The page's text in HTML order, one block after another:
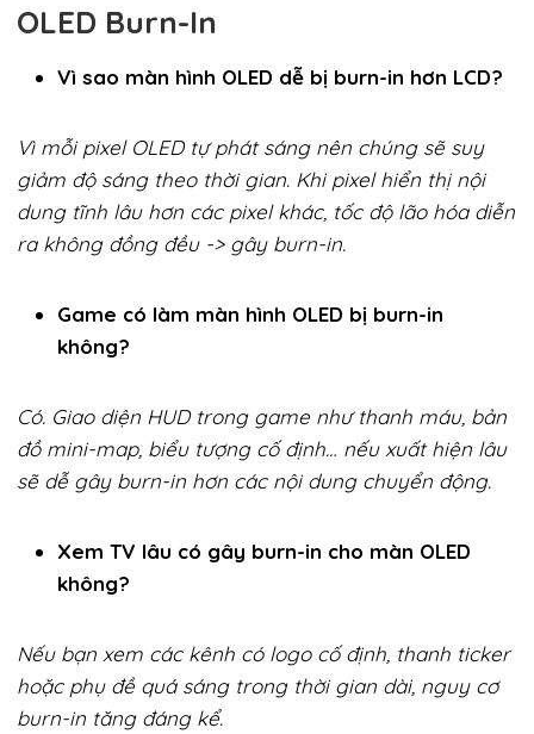
OLED Burn-In
Vì sao màn hình OLED dễ bị burn-in hơn LCD?
Vì mỗi pixel OLED tự phát sáng nên chúng sẽ suy
giảm độ sáng theo thời gian. Khi pixel hiển thị nội
dung tĩnh lâu hơn các pixel khác, tốc độ lão hóa diễn
ra không đồng đều -> gây burn-in.
Game có làm màn hình OLED bị burn-in
không?
Có. Giao diện HUD trong game như thanh máu, bản
đồ mini-map, biểu tượng cố định… nếu xuất hiện lâu
sẽ dễ gây burn-in hơn các nội dung chuyển động.
Xem TV lâu có gây burn-in cho màn OLED
không?
Nếu bạn xem các kênh có logo cố định, thanh ticker
hoặc phụ đề quá sáng trong thời gian dài, nguy cơ
burn-in tăng đáng kể.